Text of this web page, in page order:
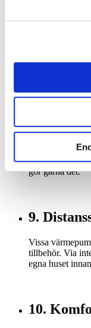
besparingar du
En bra
Har du
gör gärna det.
9.
Vissa
tillbehör. Via
egna huset
10.